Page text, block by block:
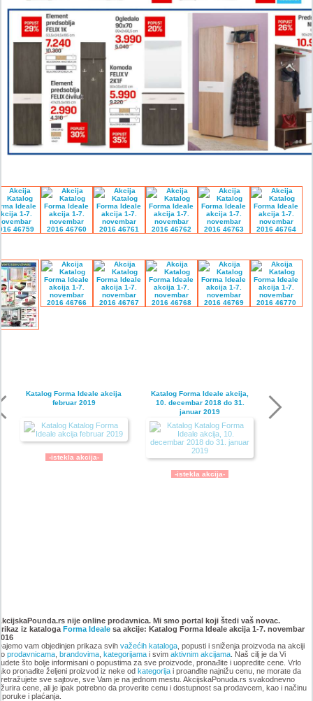
Katalog Forma Ideale akcija
februar 2019
-istekla akcija-
Katalog Forma Ideale akcija,
10. decembar 2018 do 31.
januar 2019
-istekla akcija-
namestaja, akcija 6. novembar
do 9. decembar 2018
-istekla akcija-
oktobar 2018
-istekla akcija-
nije online prodavnica. Mi smo portal koji štedi vaš novac.
iz kataloga Forma Idealesa akcije: Katalog Forma Ideale akcija 1-7. novembar
vam objedinjen prikaza svih važećih kataloga, popusti i sniženja proizvoda na akciji
prodavnicama, brandovima, kategorijamai svim aktivnim akcijama. Naš cilj je da Vi
što bolje informisani o popustima za sve proizvode, pronađite i uopredite cene. Vrlo
pronađite željeni proizvod iz neke od kategorijai proanđite najnižu cenu, ne morate da
sve sajtove, sve Vam je na jednom mestu. AkcijskaPonuda.rs svakodnevno
cene, ali je ipak potrebno da proverite cenu i dostupnost sa prodavcem, kao i načinu
i plaćanja.